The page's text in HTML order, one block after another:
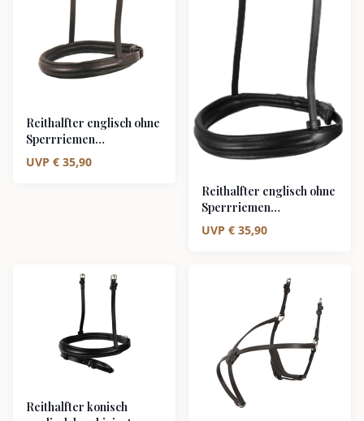
Reithalfter englisch ohne
Sperrriemen
braun/silber
UVP € 35,90
Reithalfter englisch ohne
Sperrriemen
schwarz/silber
UVP € 35,90
Reithalfter konisch